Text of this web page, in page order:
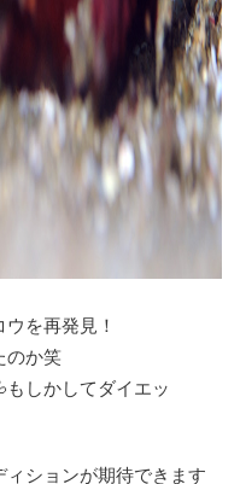
を再発見！
のか笑
しかしてダイエッ
ションが期待できます